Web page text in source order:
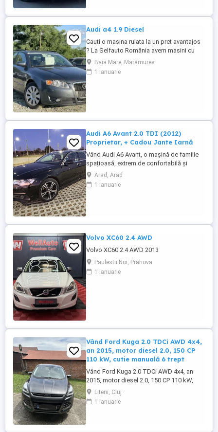
Audi a4 1.9 Diesel
Cauti o masina rulata la un pret avantajos
? La Selfauto România avem masini cu
preturi de la 2.000 euro, diferite marci si
modele: BMW, Audi, Skoda, VW,
Mercedes, Renault etc. Oferim
Baia Mare, Maramures
1 ianuarie
Audi A6 Avant 2.0 TDI (2012)
Proprietar, + Cadou Jante Iarnă
Vând Audi A6 Avant, o mașină de familie
spațioasă, extrem de confortabilă și
foarte economică. Sunt primul proprietar
în România, iar mașina a fost rulată
preponderent la drumuri lungi (concedii).
Arad, Arad
1 ianuarie
Volvo XC60 2.4 AWD
Volvo XC60 2.4 AWD 2013
Paulestii Noi, Prahova
1 ianuarie
Vând Ford Kuga 2.0 TDCi AWD 4x4,
an 2015, motor diesel 2.0, 150 CP
110 kW, cutie manuală 6 trept
Vând Ford Kuga 2.0 TDCi AWD 4x4, an
2015, motor diesel 2.0, 150 CP 110 kW,
cutie manuală 6 trepte, Euro 6b. Mașina
este în stare foarte bună, întreținută, fără
daune cunoscute și complet funcțională.
Liteni, Cluj
1 ianuarie